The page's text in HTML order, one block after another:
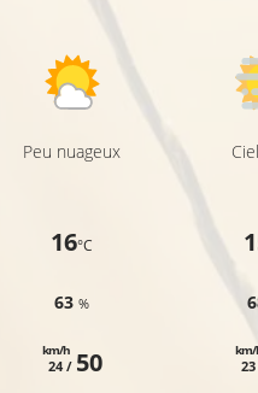
Peu nuageux
16°C
63%
24 /
km/h 50 km/